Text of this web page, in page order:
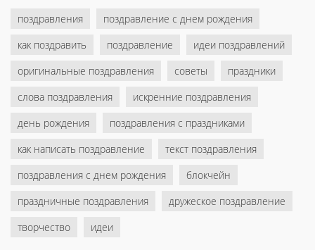
поздравления
поздравление с днем рождения
как поздравить
поздравление
идеи поздравлений
оригинальные поздравления
советы
праздники
слова поздравления
искренние поздравления
день рождения
поздравления с праздниками
как написать поздравление
текст поздравления
поздравления с днем рождения
блокчейн
праздничные поздравления
дружеское поздравление
творчество
идеи